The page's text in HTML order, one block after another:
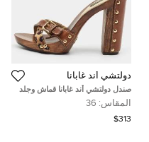
دولتشي أند غابانا
صندل دولتشي أند غابانا قماش وجلد
الكاحل وبلاتفورم
المقاس: 36
$313